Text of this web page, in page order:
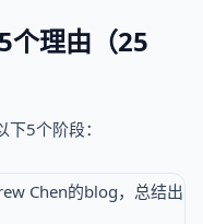
个理由（25
5个阶段：